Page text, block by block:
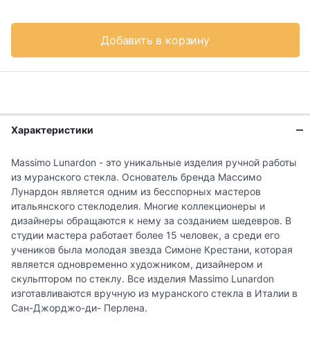
Добавить в корзину
Характеристики
Massimo Lunardon - это уникальные изделия ручной работы
из муранского стекла. Основатель бренда Массимо
Лунардон является одним из бесспорных мастеров
итальянского стеклоделия. Многие коллекционеры и
дизайнеры обращаются к нему за созданием шедевров. В
студии мастера работает более 15 человек, а среди его
учеников была молодая звезда Симоне Крестани, которая
является одновременно художником, дизайнером и
скульптором по стеклу. Все изделия Massimo Lunardon
изготавливаются вручную из муранского стекла в Италии в
Сан-Джорджо-ди- Перлена.